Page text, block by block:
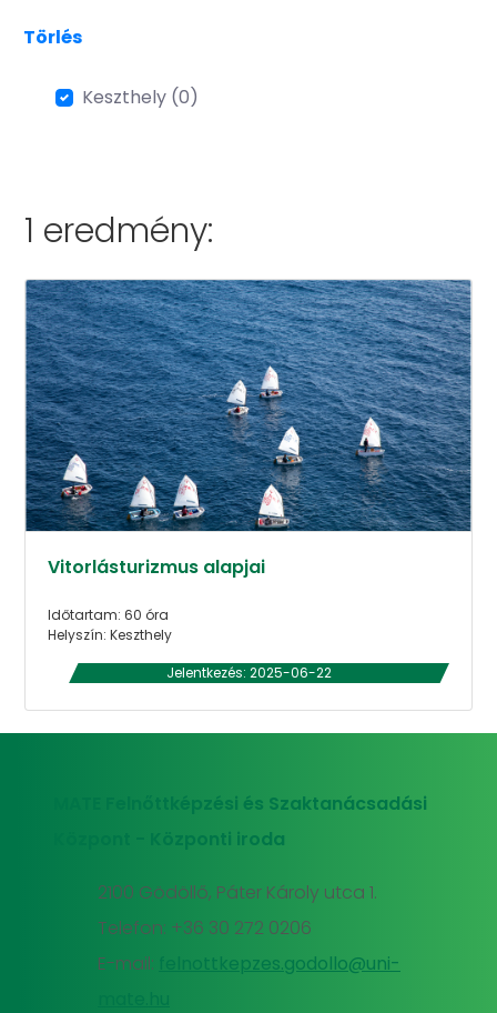
Törlés
Keszthely (0)
1 eredmény:
Vitorlásturizmus alapjai
Időtartam: 60 óra
Helyszín: Keszthely
Jelentkezés: 2025-06-22
MATE Felnőttképzési és Szaktanácsadási
Központ - Központi iroda
2100 Gödöllő, Páter Károly utca 1.
Telefon: +36 30 272 0206
E-mail:
felnottkepzes.godollo@uni-